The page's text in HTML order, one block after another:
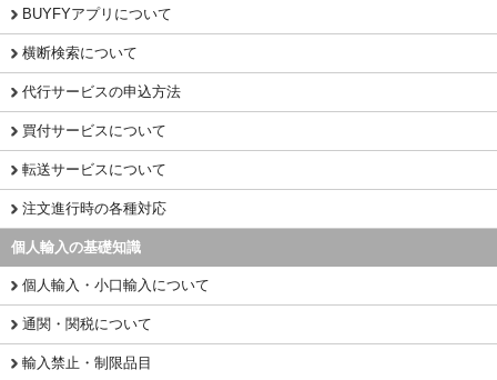
BUYFYアプリについて
横断検索について
代行サービスの申込方法
買付サービスについて
転送サービスについて
注文進行時の各種対応
個人輸入の基礎知識
個人輸入・小口輸入について
通関・関税について
輸入禁止・制限品目